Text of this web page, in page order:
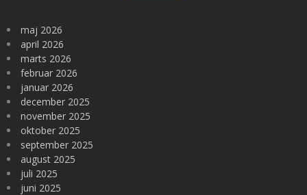
maj 2026
april 2026
marts 2026
februar 2026
januar 2026
december 2025
november 2025
oktober 2025
september 2025
august 2025
juli 2025
juni 2025